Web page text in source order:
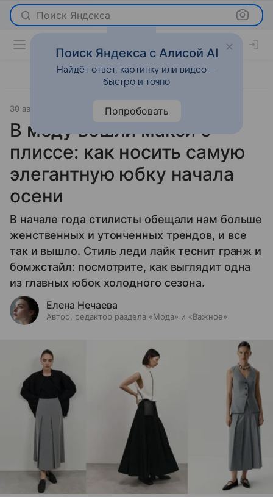
Поиск Яндекса
30 августа 2024
В моду вошли макси с
плиссе: как носить самую
элегантную юбку начала
осени
В начале года стилисты обещали нам больше
женственных и утонченных трендов, и все
так и вышло. Стиль леди лайк теснит гранж и
бомжстайл: посмотрите, как выглядит одна
из главных юбок холодного сезона.
Елена Нечаева
Автор, редактор раздела «Мода» и «Важное»
Поиск Яндекса с Алисой AI
Найдёт ответ, картинку или видео —
быстро и точно
Попробовать